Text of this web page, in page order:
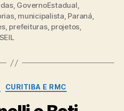
, GovernoEstadual,
, municipalista, Paraná,
, prefeituras, projetos,
SEIL
Categorias
CURITIBA E RMC